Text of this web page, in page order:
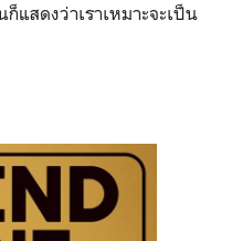
แสดงว่าเราเหมาะจะเป็น